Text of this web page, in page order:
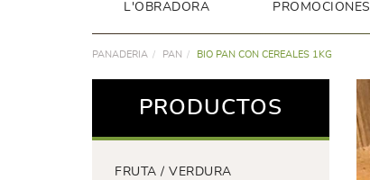
L'OBRADORA PROMOCIONES
PANADERIA PAN BIO PAN CON CEREALES 1KG
PRODUCTOS
FRUTA / VERDURA